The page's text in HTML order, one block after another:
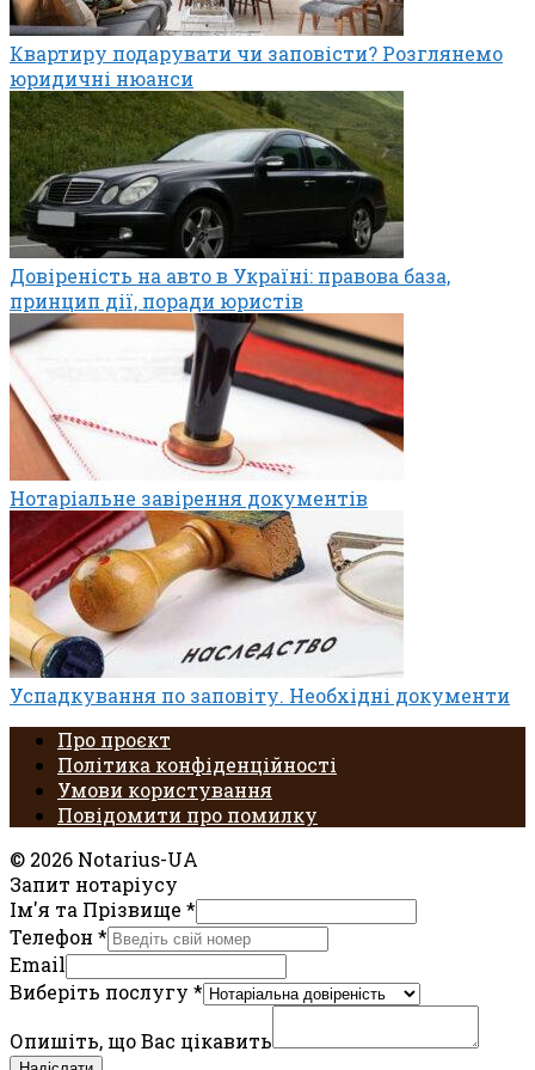
Квартиру подарувати чи заповісти? Розглянемо
юридичні нюанси
Довіреність на авто в Україні: правова база,
принцип дії, поради юристів
Нотаріальне завірення документів
Успадкування по заповіту. Необхідні документи
Про проєкт
Політика конфіденційності
Умови користування
Повідомити про помилку
© 2026 Notarius-UA
Запит нотаріусу
Ім'я та Прізвище *
Телефон *
Email
Виберіть послугу *
Опишіть, що Вас цікавить